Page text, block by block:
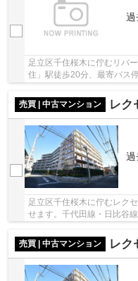
過
足立区千住桜木に佇むリバ
住」駅徒歩20分、最寄バス
隣にはコンビニや深夜まで
売買 | 中古マンション
レク
過
足立区千住桜木に佇むレク
せます。千代田線・日比谷
売買 | 中古マンション
レク